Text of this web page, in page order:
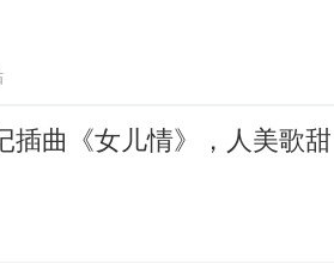
插曲《女儿情》，人美歌甜